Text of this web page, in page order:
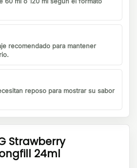
recomendado para mantener
reposo para mostrar su sabor
Strawberry
24ml